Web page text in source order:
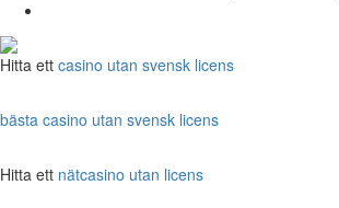
Hitta ett casino utan svensk licens
bästa casino utan svensk licens
Hitta ett nätcasino utan licens